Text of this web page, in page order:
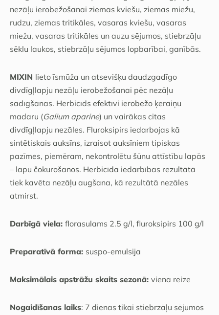
nezāļu ierobežošanai ziemas kviešu, ziemas miežu,
rudzu, ziemas tritikāles, vasaras kviešu, vasaras
miežu, vasaras tritikāles un auzu sējumos, stiebrzāļu
sēklu laukos, stiebrzāļu sējumos lopbarībai, ganībās.
MIXIN lieto īsmūža un atsevišķu daudzgadīgo
divdīgļlapju nezāļu ierobežošanai pēc nezāļu
sadīgšanas. Herbicīds efektīvi ierobežo ķeraiņu
madaru (Galium aparine) un vairākas citas
divdīgļlapju nezāles. Fluroksipirs iedarbojas kā
sintētiskais auksīns, izraisot auksīniem tipiskas
pazīmes, piemēram, nekontrolētu šūnu attīstību lapās
– lapu čokurošanos. Herbicīda iedarbības rezultātā
tiek kavēta nezāļu augšana, kā rezultātā nezāles
atmirst.
Darbīgā viela: florasulams 2.5 g/l, fluroksipirs 100 g/l
Preparatīvā forma: suspo-emulsija
Maksimālais apstrāžu skaits sezonā: viena reize
Nogaidīšanas laiks: 7 dienas tikai stiebrzāļu sējumos